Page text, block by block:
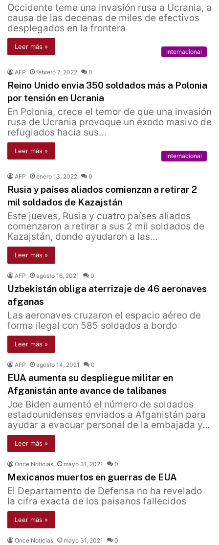
Occidente teme una invasión rusa a Ucrania, a
causa de las decenas de miles de efectivos
desplegados en la frontera
Leer más »
Internacional
AFP febrero 7, 2022 0
Reino Unido envía 350 soldados más a Polonia
por tensión en Ucrania
En Polonia, crece el temor de que una invasión
rusa de Ucrania provoque un éxodo masivo de
refugiados hacia sus…
Leer más »
Internacional
AFP enero 13, 2022 0
Rusia y países aliados comienzan a retirar 2
mil soldados de Kazajstán
Este jueves, Rusia y cuatro países aliados
comenzaron a retirar a sus 2 mil soldados de
Kazajstán, donde ayudaron a las…
Leer más »
AFP agosto 16, 2021 0
Uzbekistán obliga aterrizaje de 46 aeronaves
afganas
Las aeronaves cruzaron el espacio aéreo de
forma ilegal con 585 soldados a bordo
Leer más »
AFP agosto 14, 2021 0
EUA aumenta su despliegue militar en
Afganistán ante avance de talibanes
Joe Biden aumentó el número de soldados
estadounidenses enviados a Afganistán para
ayudar a evacuar personal de la embajada y…
Leer más »
Once Noticias mayo 31, 2021 0
Mexicanos muertos en guerras de EUA
El Departamento de Defensa no ha revelado
la cifra exacta de los paisanos fallecidos
Leer más »
Once Noticias mayo 31, 2021 0